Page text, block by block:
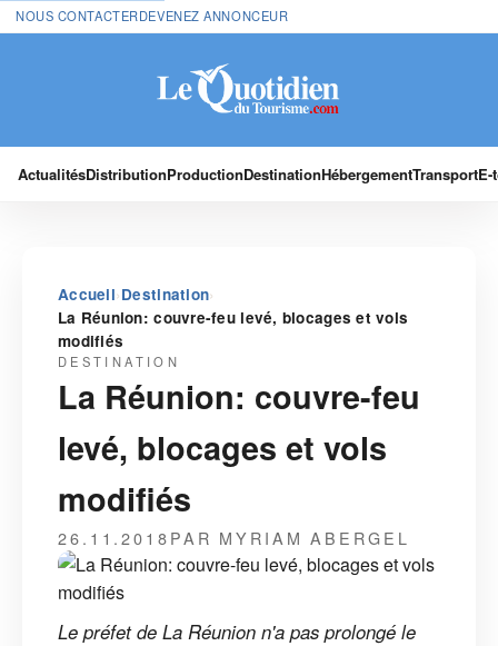
NOUS CONTACTERDEVENEZ ANNONCEUR
ActualitésDistributionProductionDestinationHébergementTransport
Accueil›Destination›
La Réunion: couvre-feu levé, blocages et vols
modifiés
DESTINATION
La Réunion: couvre-feu
levé, blocages et vols
modifiés
26.11.2018PAR MYRIAM ABERGEL
Le préfet de La Réunion n'a pas prolongé le